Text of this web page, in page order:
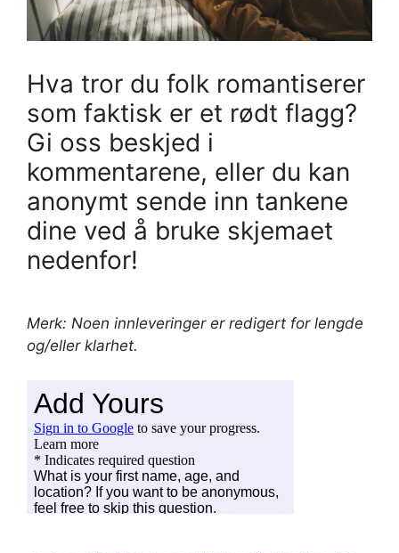
Hva tror du folk romantiserer
som faktisk er et rødt flagg?
Gi oss beskjed i
kommentarene, eller du kan
anonymt sende inn tankene
dine ved å bruke skjemaet
nedenfor!
Merk: Noen innleveringer er redigert for lengde
og/eller klarhet.